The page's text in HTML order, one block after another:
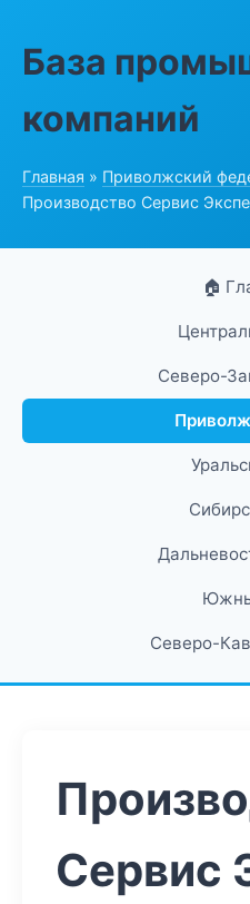
База
компаний
Главная » Приволжский
Производство Сервис
🏠
Северо-
Северо-
Сервис